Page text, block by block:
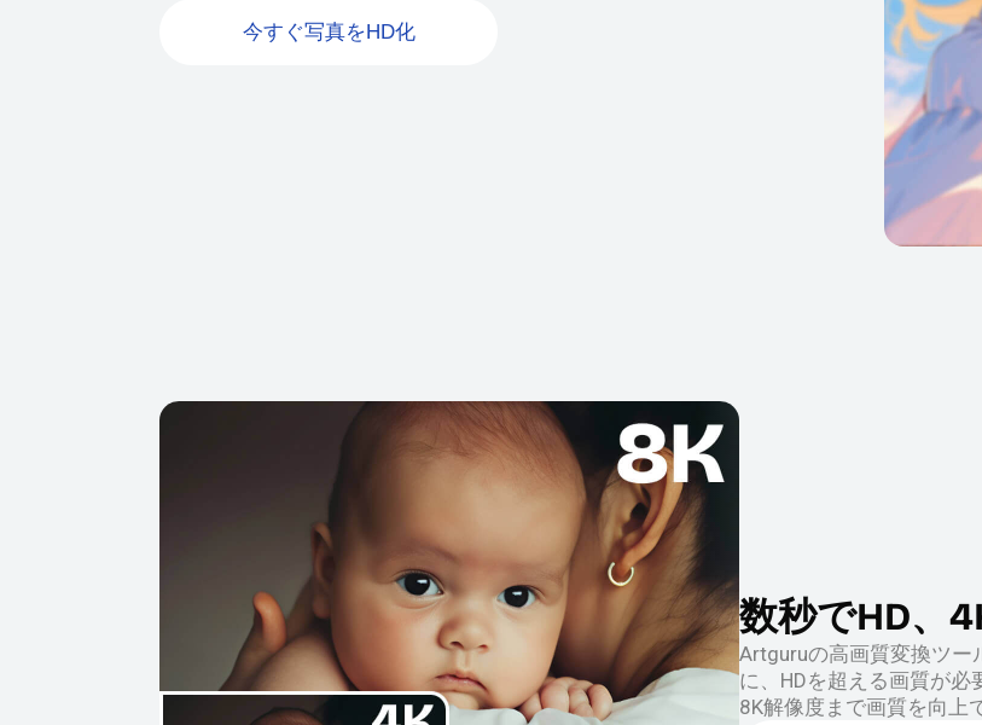
今すぐ写真をHD化
数秒でHD、
Artguruの高画質変換ツー
に、HDを超える画質が
8K解像度まで画質を向上